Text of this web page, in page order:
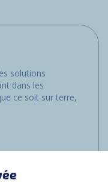
solutions
dans les
ce soit sur terre,